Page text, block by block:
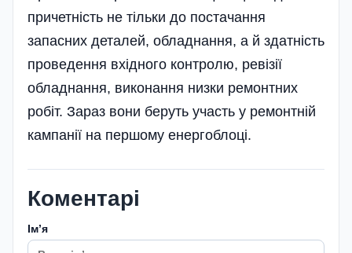
причетність не тільки до постачання
запасних деталей, обладнання, а й здатність
проведення вхідного контролю, ревізії
обладнання, виконання низки ремонтних
робіт. Зараз вони беруть участь у ремонтній
кампанії на першому енергоблоці.
Коментарі
Імʼя